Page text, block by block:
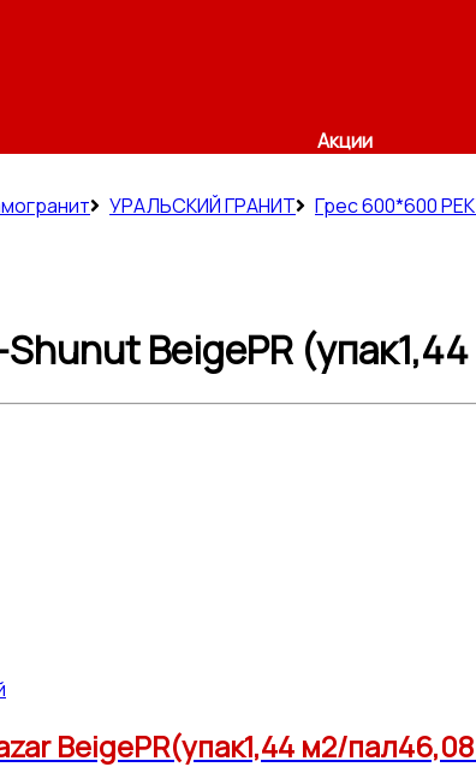
Акции
УРАЛЬСКИЙ ГРАНИТ Грес 600*600
BeigePR
BeigePR(упак1,44 м2/